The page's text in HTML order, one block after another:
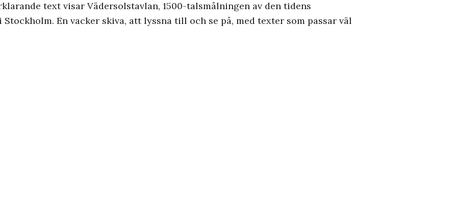
text visar Vädersolstavlan, 1500-talsmålningen av den tidens
En vacker skiva, att lyssna till och se på, med texter som passar väl